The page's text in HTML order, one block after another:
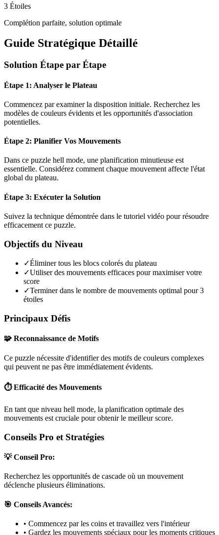
3 Étoiles
Complétion parfaite, solution optimale
Guide Stratégique Détaillé
Solution Étape par Étape
Étape 1: Analyser le Plateau
Commencez par examiner la disposition initiale. Recherchez les
modèles de couleurs évidents et les opportunités d'association
potentielles.
Étape 2: Planifier Vos Mouvements
Dans ce puzzle hell mode, une planification minutieuse est
essentielle. Considérez comment chaque mouvement affecte l'état
global du plateau.
Étape 3: Exécuter la Solution
Suivez la technique démontrée dans le tutoriel vidéo pour résoudre
efficacement ce puzzle.
Objectifs du Niveau
✓Éliminer tous les blocs colorés du plateau
✓Utiliser des mouvements efficaces pour maximiser votre
score
✓Terminer dans le nombre de mouvements optimal pour 3
étoiles
Principaux Défis
🧩 Reconnaissance de Motifs
Ce puzzle nécessite d'identifier des motifs de couleurs complexes
qui peuvent ne pas être immédiatement évidents.
⏱️ Efficacité des Mouvements
En tant que niveau hell mode, la planification optimale des
mouvements est cruciale pour obtenir le meilleur score.
Conseils Pro et Stratégies
💡 Conseil Pro:
Recherchez les opportunités de cascade où un mouvement
déclenche plusieurs éliminations.
🎯 Conseils Avancés:
• Commencez par les coins et travaillez vers l'intérieur
• Gardez les mouvements spéciaux pour les moments critiques